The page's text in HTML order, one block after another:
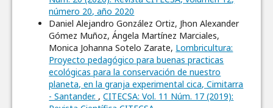
número 20, año 2020
Daniel Alejandro González Ortiz, Jhon Alexander
Gómez Muñoz, Ángela Martínez Marciales,
Monica Johanna Sotelo Zarate, Lombricultura:
Proyecto pedagógico para buenas practicas
ecológicas para la conservación de nuestro
planeta, en la granja experimental cica, Cimitarra
- Santander. ,CITECSA: Vol. 11 Núm. 17 (2019):